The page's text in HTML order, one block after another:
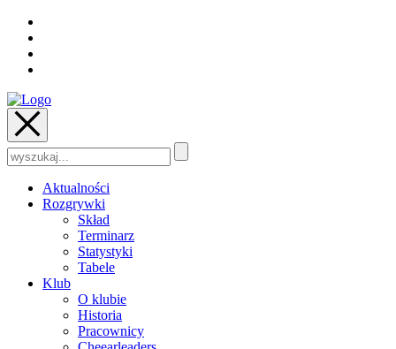
Szukaj:
Aktualności
Rozgrywki
Skład
Terminarz
Statystyki
Tabele
Klub
O klubie
Historia
Pracownicy